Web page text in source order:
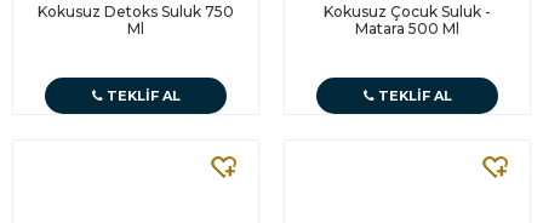
Kokusuz Detoks Suluk 750
Ml
TEKLIF AL
Kokusuz Çocuk Suluk -
Matara 500 Ml
TEKLIF AL